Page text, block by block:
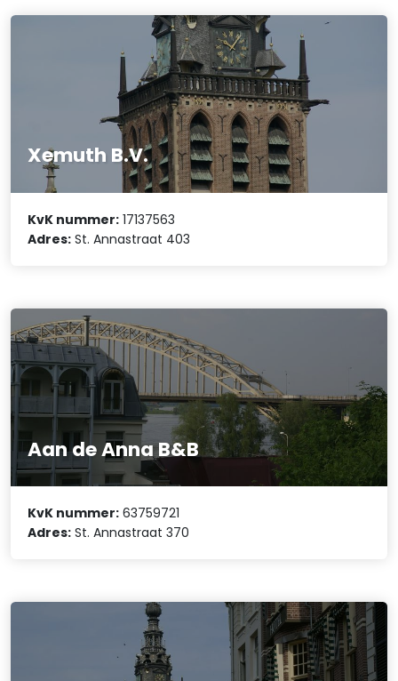
Xemuth B.V.
KvK nummer: 17137563
Adres: St. Annastraat 403
Aan de Anna B&B
KvK nummer: 63759721
Adres: St. Annastraat 370